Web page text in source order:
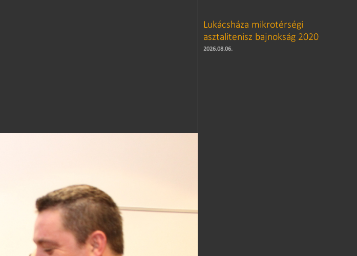
Lukácsháza mikrotérségi
asztalitenisz bajnokság 2020
2026.08.06.